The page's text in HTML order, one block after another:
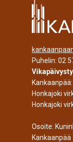
Puhelin: 02
Kankaanpää:
Honkajoki
Honkajoki
Osoite:
Kankaanpää